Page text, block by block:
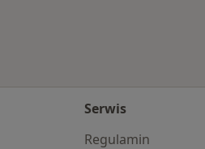
Serwis
Regulamin